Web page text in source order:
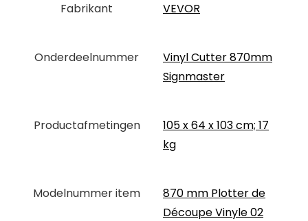
Fabrikant ‎VEVOR
Onderdeelnummer
‎Vinyl Cutter 870mm
Signmaster
Productafmetingen
‎105 x 64 x 103 cm; 17
kg
Modelnummer item
‎870 mm Plotter de
Découpe Vinyle 02